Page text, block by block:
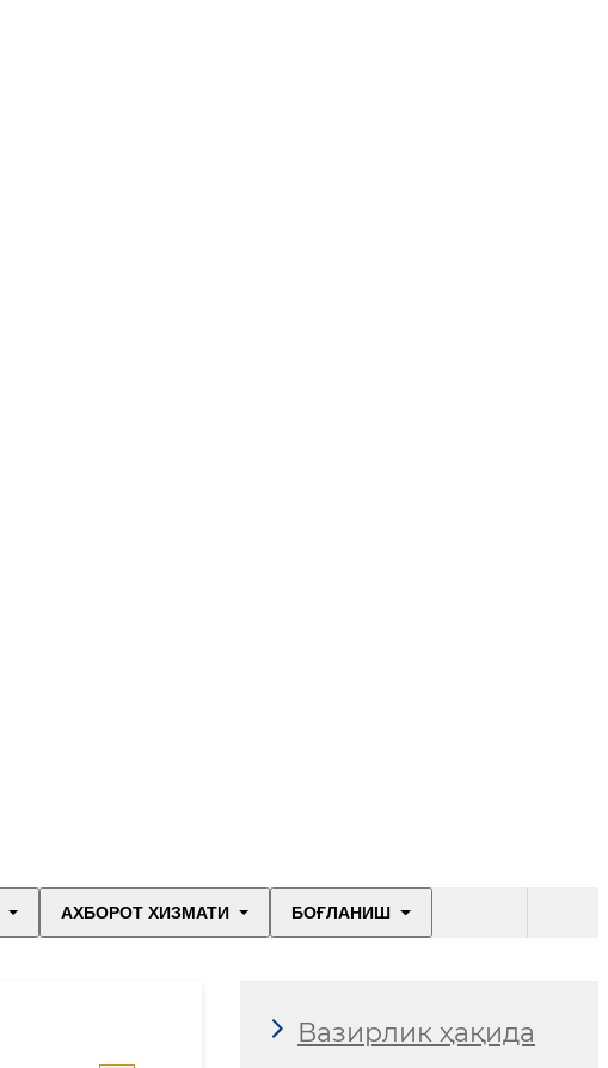
АХБОРОТ ХИЗМАТИ БОҒЛАНИШ
Вазирлик ҳақида